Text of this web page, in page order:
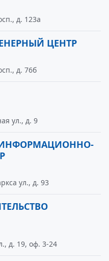
д. 123а
ЦЕНТР
д. 76б
ул., д. 9
ул., д. 93
д. 19, оф. 3-24